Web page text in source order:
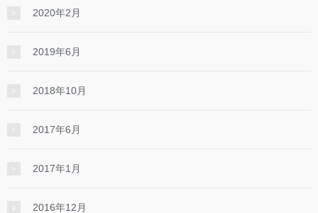
2020年2月
2019年6月
2018年10月
2017年6月
2017年1月
2016年12月